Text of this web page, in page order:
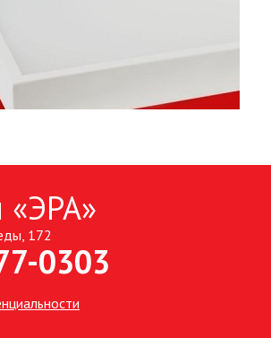
СЕТЕВЫЕ ФИЛЬТРЫ, СИЛОВЫЕ
РАЗЪЕМЫ И УДЛИНИТЕЛИ,
ТРОЙНИКИ И КОЛОДКИ, ВИЛКИ
УЛИЧНОЕ ОСВЕЩЕНИЕ НА
«ЭРА»
172
0303